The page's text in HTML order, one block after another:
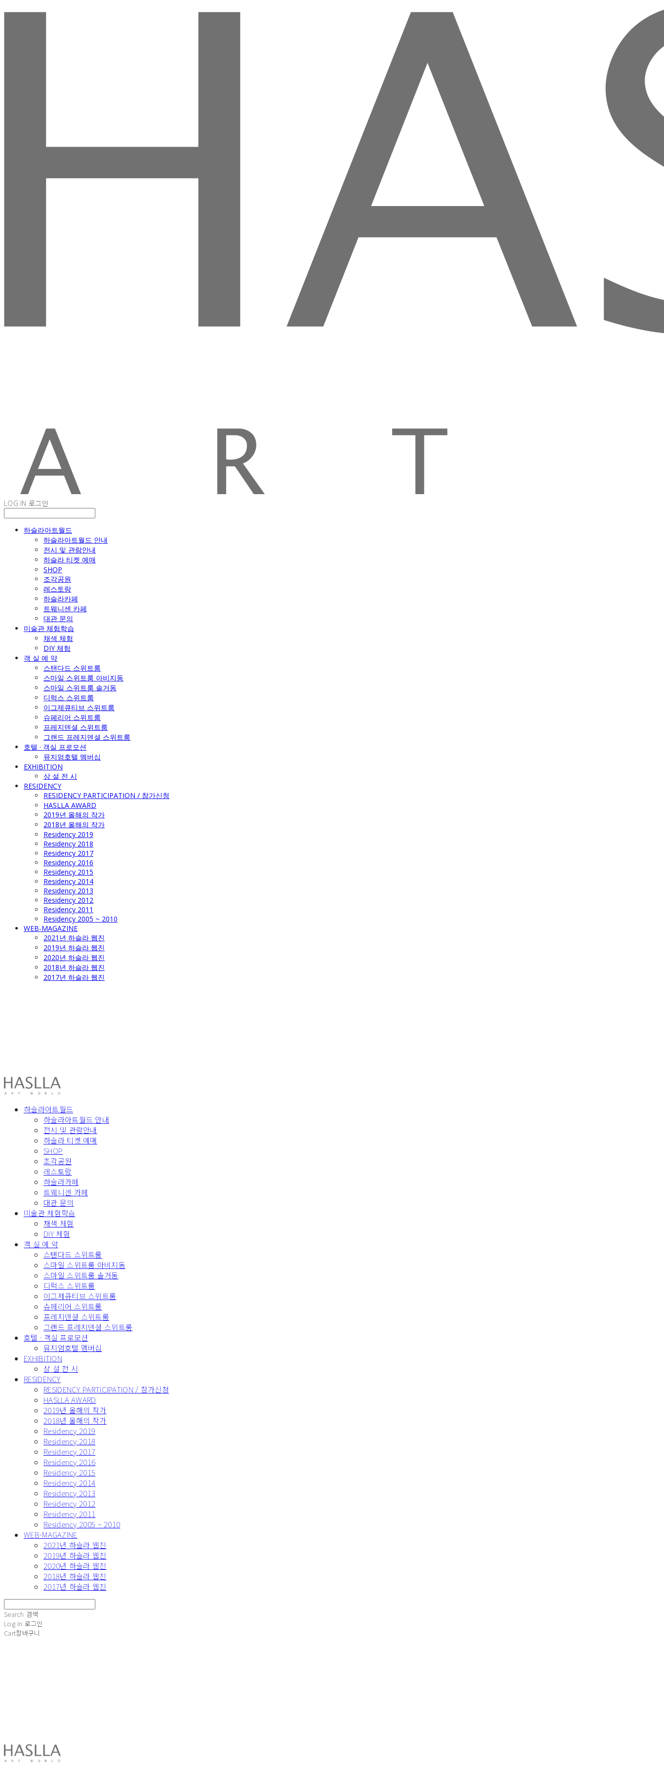
LOG IN 로그인
하슬라아트월드
하슬라아트월드 안내
전시 및 관람안내
하슬라 티켓 예매
SHOP
조각공원
레스토랑
하슬라카페
트웨니센 카페
대관 문의
미술관 체험학습
채색 체험
DIY 체험
객 실 예 약
스탠다드 스위트룸
스마일 스위트룸 아비지동
스마일 스위트룸 솔거동
디럭스 스위트룸
이그제큐티브 스위트룸
슈페리어 스위트룸
프레지덴셜 스위트룸
그랜드 프레지덴셜 스위트룸
호텔 · 객실 프로모션
뮤지엄호텔 멤버십
EXHIBITION
상 설 전 시
RESIDENCY
RESIDENCY PARTICIPATION / 참가신청
HASLLA AWARD
2019년 올해의 작가
2018년 올해의 작가
Residency 2019
Residency 2018
Residency 2017
Residency 2016
Residency 2015
Residency 2014
Residency 2013
Residency 2012
Residency 2011
Residency 2005 ~ 2010
WEB-MAGAZINE
2021년 하슬라 웹진
2019년 하슬라 웹진
2020년 하슬라 웹진
2018년 하슬라 웹진
2017년 하슬라 웹진
하슬라아트월드
하슬라아트월드 안내
전시 및 관람안내
하슬라 티켓 예매
SHOP
조각공원
레스토랑
하슬라카페
트웨니센 카페
대관 문의
미술관 체험학습
채색 체험
DIY 체험
객 실 예 약
스탠다드 스위트룸
스마일 스위트룸 아비지동
스마일 스위트룸 솔거동
디럭스 스위트룸
이그제큐티브 스위트룸
슈페리어 스위트룸
프레지덴셜 스위트룸
그랜드 프레지덴셜 스위트룸
호텔 · 객실 프로모션
뮤지엄호텔 멤버십
EXHIBITION
상 설 전 시
RESIDENCY
RESIDENCY PARTICIPATION / 참가신청
HASLLA AWARD
2019년 올해의 작가
2018년 올해의 작가
Residency 2019
Residency 2018
Residency 2017
Residency 2016
Residency 2015
Residency 2014
Residency 2013
Residency 2012
Residency 2011
Residency 2005 ~ 2010
WEB-MAGAZINE
2021년 하슬라 웹진
2019년 하슬라 웹진
2020년 하슬라 웹진
2018년 하슬라 웹진
2017년 하슬라 웹진
Search 검색
Log In 로그인
Cart장바구니